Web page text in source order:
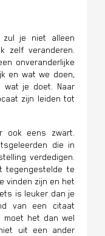
je niet alleen
zelf veranderen.
onveranderlijke
en wat we doen,
wat je doet. Naar
zijn leiden tot
ook eens zwart.
die in
verdedigen.
tegengestelde te
vinden zijn en het
is leuker dan je
van een citaat
moet het dan wel
uit een ander